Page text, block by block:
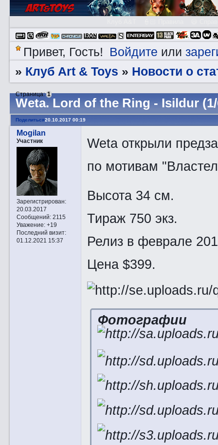
Привет, Гость! Войдите или
» Клуб Art & Toys » Новости о
Wetа. Lord of the Ring - Isildur
Страница:1
Поделиться20.10.2017 00:19
Mogilan
Участник
Зарегистрирован:
20.03.2017
Сообщений:2115
Уважение: +19
Последний визит:
01.12.2021 15:37
Weta открыли
по мотивам
Высота 34 см.
Тираж 750 экз.
Релиз в феврале
Цена $399.
Фотографии